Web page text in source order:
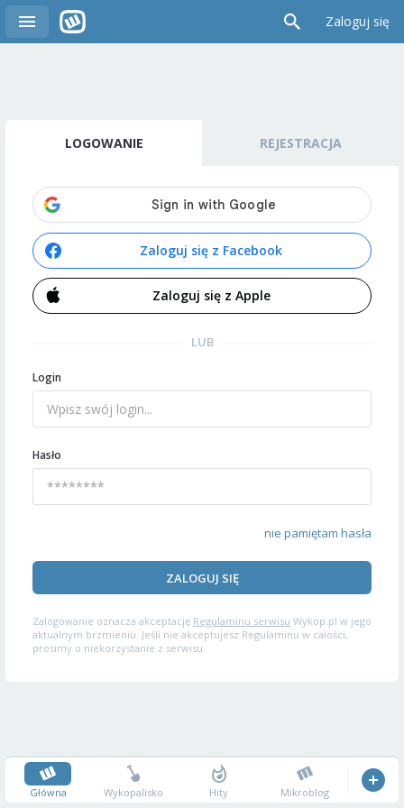
Zaloguj się
LOGOWANIE REJESTRACJA
Zaloguj się z Facebook
Zaloguj się z Apple
LUB
Login
Hasło
nie pamiętam hasła
ZALOGUJ SIĘ
Zalogowanie oznacza akceptację Regulaminu serwisu Wykop.pl w jego
aktualnym brzmieniu. Jeśli nie akceptujesz Regulaminu w całości,
prosimy o niekorzystanie z serwisu.
Główna Wykopalisko Hity Mikroblog